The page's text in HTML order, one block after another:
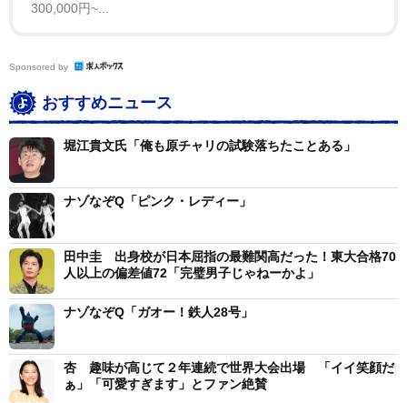
300,000円~...
Sponsored by
おすすめニュース
堀江貴文氏「俺も原チャリの試験落ちたことある」
ナゾなぞQ「ピンク・レディー」
田中圭 出身校が日本屈指の最難関高だった！東大合格70
人以上の偏差値72「完璧男子じゃねーかよ」
ナゾなぞQ「ガオー！鉄人28号」
杏 趣味が高じて２年連続で世界大会出場 「イイ笑顔だ
ぁ」「可愛すぎます」とファン絶賛